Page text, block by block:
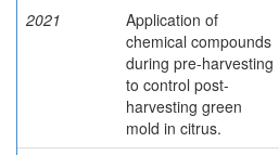
2021
Application of
chemical compounds
during pre-harvesting
to control post-
harvesting green
mold in citrus.